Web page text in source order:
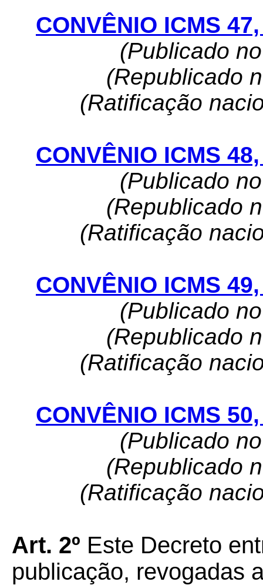
CONVÊNIO ICMS
(Publicado
(Republicado
(Ratificação
CONVÊNIO ICMS
(Publicado
(Republicado
(Ratificação
CONVÊNIO ICMS
(Publicado
(Republicado
(Ratificação
CONVÊNIO ICMS
(Publicado
(Republicado
(Ratificação
Art. 2º Este Decreto
publicação, revogadas